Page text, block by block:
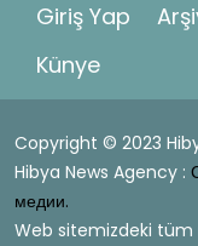
Giriş Yap
Künye
Copyright © 2023
Hibya News Agency :
медии.
Web sitemizdeki tüm